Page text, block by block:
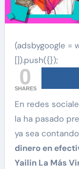
(adsbygoogle =
[]).push({});
0
SHARES
En redes
la ha pasado
ya sea
dinero en
Yailin La Más